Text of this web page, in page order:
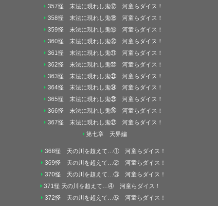
357怪 末法に現れし鬼⑰ 河童らダイス！
358怪 末法に現れし鬼⑱ 河童らダイス！
359怪 末法に現れし鬼⑲ 河童らダイス！
360怪 末法に現れし鬼⑳ 河童らダイス！
361怪 末法に現れし鬼㉑ 河童らダイス！
362怪 末法に現れし鬼㉒ 河童らダイス！
363怪 末法に現れし鬼㉓ 河童らダイス！
364怪 末法に現れし鬼㉔ 河童らダイス！
365怪 末法に現れし鬼㉕ 河童らダイス！
366怪 末法に現れし鬼㉖ 河童らダイス！
367怪 末法に現れし鬼㉗ 河童らダイス！
第七章 天界編
368怪 天の川を超えて…① 河童らダイス！
369怪 天の川を超えて…② 河童らダイス！
370怪 天の川を超えて…③ 河童らダイス！
371怪 天の川を超えて…④ 河童らダイス！
372怪 天の川を超えて…⑤ 河童らダイス！